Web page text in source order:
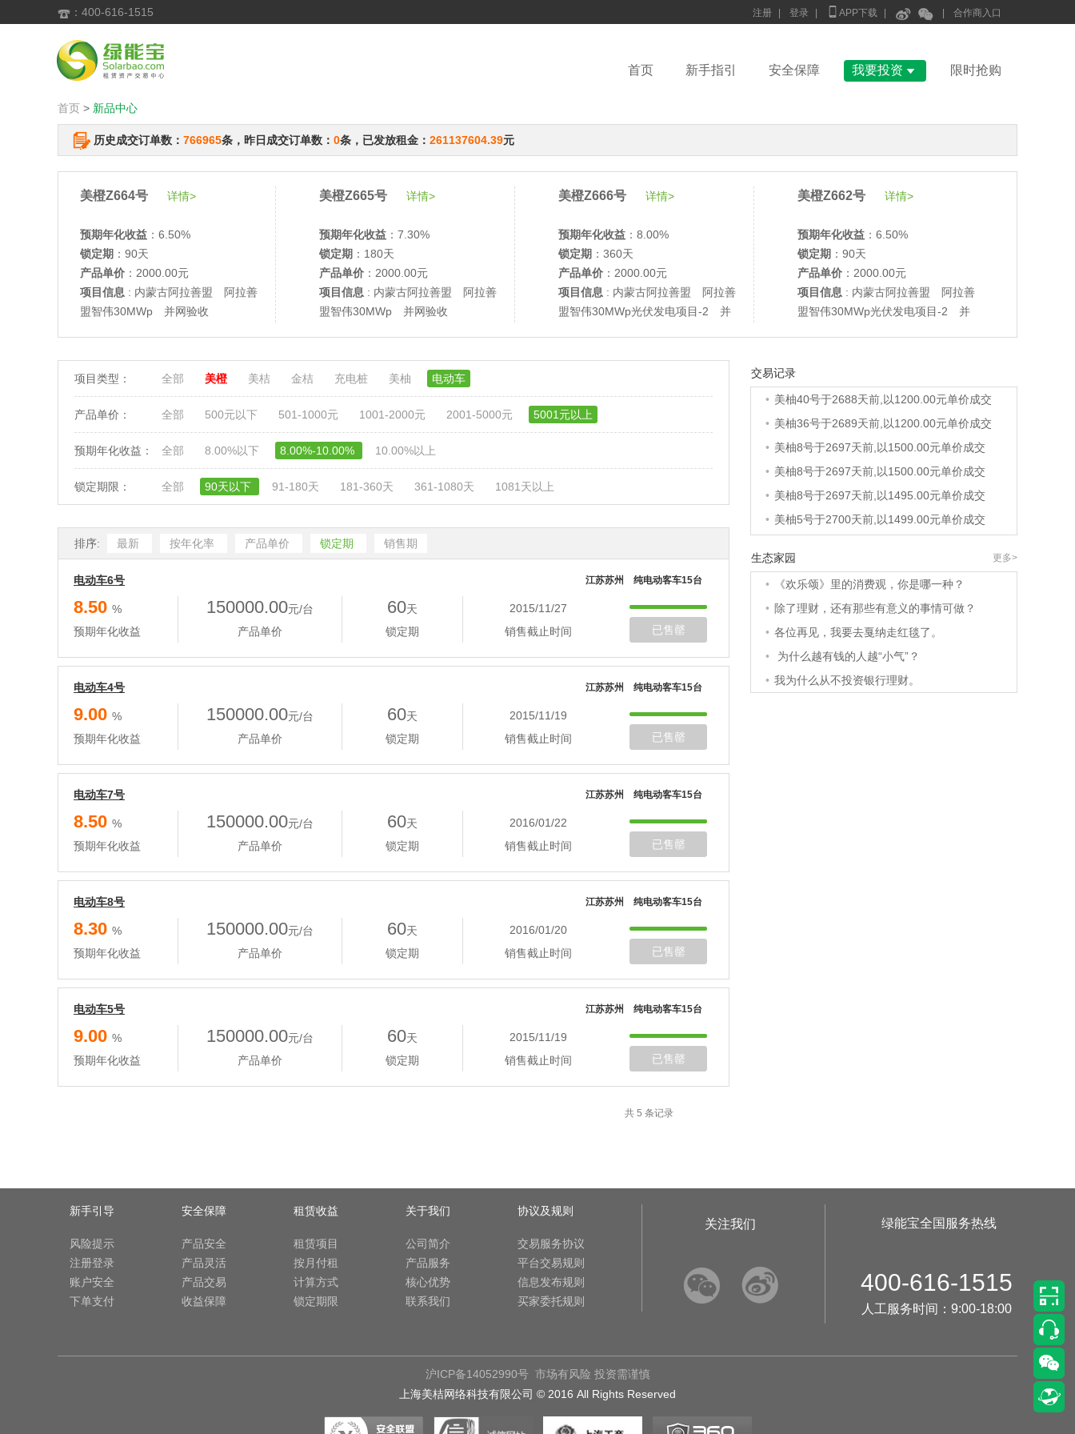
 ：400-616-1515 注册 登录  APP下载   合作商入口
首页 新手指引 安全保障 我要投资  限时抢购
首页 > 新品中心
历史成交订单数： 766965条，昨日成交订单数： 0条，已发放租金： 261137604.39元
美橙Z664号 详情>
预期年化收益 ：6.50%
锁定期 ：90天
产品单价 ：2000.00元
项目信息 : 内蒙古阿拉善盟 阿拉善
盟智伟30MWp 并网验收
美橙Z665号 详情>
预期年化收益 ：7.30%
锁定期 ：180天
产品单价 ：2000.00元
项目信息 : 内蒙古阿拉善盟 阿拉善
盟智伟30MWp 并网验收
美橙Z666号 详情>
预期年化收益 ：8.00%
锁定期 ：360天
产品单价 ：2000.00元
项目信息 : 内蒙古阿拉善盟 阿拉善
盟智伟30MWp光伏发电项目-2 并
美橙Z662号 详情>
预期年化收益 ：6.50%
锁定期 ：90天
产品单价 ：2000.00元
项目信息 : 内蒙古阿拉善盟 阿拉善
盟智伟30MWp光伏发电项目-2 并
项目类型： 全部 美橙 美桔 金桔 充电桩 美柚 电动车
产品单价： 全部 500元以下 501-1000元 1001-2000元 2001-5000元 5001元以上
预期年化收益： 全部 8.00%以下 8.00%-10.00% 10.00%以上
锁定期限： 全部 90天以下 91-180天 181-360天 361-1080天 1081天以上
排序: 最新 按年化率 产品单价 锁定期 销售期
电动车6号 江苏苏州 纯电动客车15台
8.50 %
预期年化收益
150000.00元/台
产品单价
60天
锁定期
2015/11/27
销售截止时间
已售罄
电动车4号 江苏苏州 纯电动客车15台
9.00 %
预期年化收益
150000.00元/台
产品单价
60天
锁定期
2015/11/19
销售截止时间
已售罄
电动车7号 江苏苏州 纯电动客车15台
8.50 %
预期年化收益
150000.00元/台
产品单价
60天
锁定期
2016/01/22
销售截止时间
已售罄
电动车8号 江苏苏州 纯电动客车15台
8.30 %
预期年化收益
150000.00元/台
产品单价
60天
锁定期
2016/01/20
销售截止时间
已售罄
电动车5号 江苏苏州 纯电动客车15台
9.00 %
预期年化收益
150000.00元/台
产品单价
60天
锁定期
2015/11/19
销售截止时间
已售罄
共 5 条记录
交易记录
• 美柚6号于2688天前,以1200.00元单价成交
• 美柚40号于2688天前,以1200.00元单价成交
• 美柚36号于2689天前,以1200.00元单价成交
• 美柚8号于2697天前,以1500.00元单价成交
• 美柚8号于2697天前,以1500.00元单价成交
• 美柚8号于2697天前,以1495.00元单价成交
• 美柚5号于2700天前,以1499.00元单价成交
•
美柚5号于2701天前,以1499.00元单价成交
美柚3号于2701天前,以1500.00元单价成交
美柚38号于2701天前,以1500.00元单价成交
美柚20号于2715天前,以1495.00元单价成交
美柚38号于2718天前,以1500.00元单价成交
美柚10号于2718天前,以2000.00元单价成交
• 美柚8号于2720天前,以1490.00元单价成交
美柚5号于2724天前,以1498.00元单价成交
•
美柚20号于2727天前,以1495.00元单价成交
生态家园 更多>
•
《欢乐颂》里的消费观，你是哪一种？
• 除了理财，还有那些有意义的事情可做？
• 各位再见，我要去戛纳走红毯了。
•
为什么越有钱的人越“小气”？
• 我为什么从不投资银行理财。
新手引导
风险提示
注册登录
账户安全
下单支付
安全保障
产品安全
产品灵活
产品交易
收益保障
租赁收益
租赁项目
按月付租
计算方式
锁定期限
关于我们
公司简介
产品服务
核心优势
联系我们
协议及规则
交易服务协议
平台交易规则
信息发布规则
买家委托规则
关注我们
 
绿能宝全国服务热线
400-616-1515
人工服务时间：9:00-18:00
沪ICP备14052990号 市场有风险 投资需谨慎
上海美桔网络科技有限公司 © 2016 All Rights Reserved